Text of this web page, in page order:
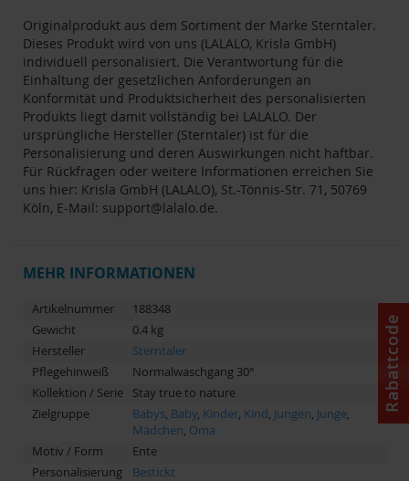
Originalprodukt aus dem Sortiment der Marke Sterntaler.
Dieses Produkt wird von uns (LALALO, Krisla GmbH)
individuell personalisiert. Die Verantwortung für die
Einhaltung der gesetzlichen Anforderungen an
Konformität und Produktsicherheit des personalisierten
Produkts liegt damit vollständig bei LALALO. Der
ursprüngliche Hersteller (Sterntaler) ist für die
Personalisierung und deren Auswirkungen nicht haftbar.
Für Rückfragen oder weitere Informationen erreichen Sie
uns hier: Krisla GmbH (LALALO), St.-Tönnis-Str. 71, 50769
Köln, E-Mail: support@lalalo.de.
MEHR INFORMATIONEN
Artikelnummer
188348
Gewicht
0.4 kg
Hersteller
Sterntaler
Pflegehinweiß
Normalwaschgang 30°
Kollektion / Serie
Stay true to nature
Zielgruppe
Babys, Baby, Kinder, Kind, Jungen, Junge,
Mädchen, Oma
Motiv / Form
Ente
Personalisierung
Bestickt
Rabattcode